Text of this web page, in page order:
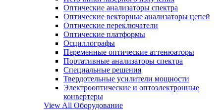
Оптические анализаторы спектра
Оптические векторные анализаторы цепей
Оптические переключатели
Оптические платформы
Осциллографы
Переменные оптические аттенюаторы
Портативные анализаторы спектра
Специальные решения
Твердотельные усилители мощности
Электрооптические и оптоэлектронные
конвертеры
View All Оборудование